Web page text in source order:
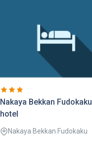
nakaya bekkan fudokaku
hotel
Nakaya Bekkan Fudokaku